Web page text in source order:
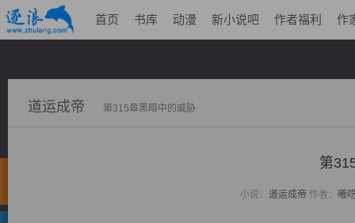
首页 书库 动漫 新小说吧 作者福利 作
道运成帝 第315章黑暗中的威胁
第
小说： 道运成帝 作者： 曦